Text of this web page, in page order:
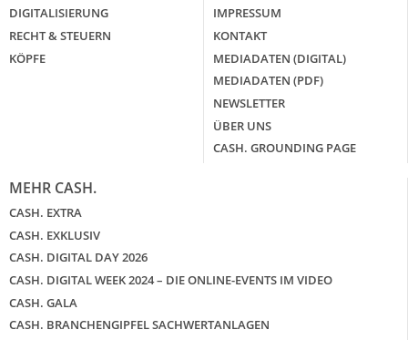
DIGITALISIERUNG
RECHT & STEUERN
KÖPFE
IMPRESSUM
KONTAKT
MEDIADATEN (DIGITAL)
MEDIADATEN (PDF)
NEWSLETTER
ÜBER UNS
CASH. GROUNDING PAGE
MEHR CASH.
CASH. EXTRA
CASH. EXKLUSIV
CASH. DIGITAL DAY 2026
CASH. DIGITAL WEEK 2024 – DIE ONLINE-EVENTS IM VIDEO
CASH. GALA
CASH. BRANCHENGIPFEL SACHWERTANLAGEN